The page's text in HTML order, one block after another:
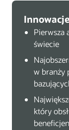
Innowacje
Pierwsza
świecie
w branży
który